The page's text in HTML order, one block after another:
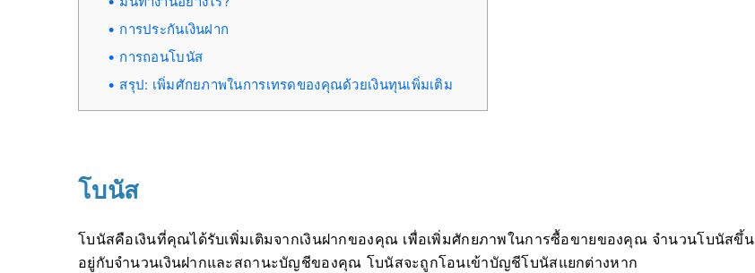
การประกันเงินฝาก
การถอนโบนัส
สรุป: เพิ่มศักยภาพในการเทรดของคุณด้วยเงินทุนเพิ่มเติม
โบนัส
โบนัสคือเงินที่คุณได้รับเพิ่มเติมจากเงินฝากของคุณ เพื่อเพิ่มศักยภาพในการซื้อขายของคุณ จำนวนโบนัสขึ้น
อยู่กับจำนวนเงินฝากและสถานะบัญชีของคุณ โบนัสจะถูกโอนเข้าบัญชีโบนัสแยกต่างหาก